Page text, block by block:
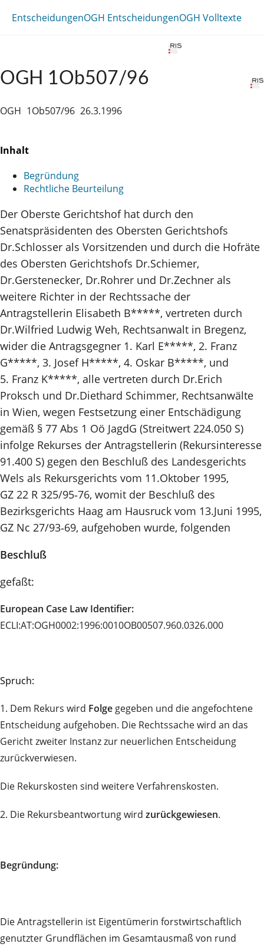
EntscheidungenOGH EntscheidungenOGH Volltexte
OGH 1Ob507/96
OGH 1Ob507/96 26.3.1996
Inhalt
Begründung
Rechtliche Beurteilung
Der Oberste Gerichtshof hat durch den
Senatspräsidenten des Obersten Gerichtshofs
Dr.Schlosser als Vorsitzenden und durch die Hofräte
des Obersten Gerichtshofs Dr.Schiemer,
Dr.Gerstenecker, Dr.Rohrer und Dr.Zechner als
weitere Richter in der Rechtssache der
Antragstellerin Elisabeth B*****, vertreten durch
Dr.Wilfried Ludwig Weh, Rechtsanwalt in Bregenz,
wider die Antragsgegner 1. Karl E*****, 2. Franz
G*****, 3. Josef H*****, 4. Oskar B*****, und
5. Franz K*****, alle vertreten durch Dr.Erich
Proksch und Dr.Diethard Schimmer, Rechtsanwälte
in Wien, wegen Festsetzung einer Entschädigung
gemäß § 77 Abs 1 Oö JagdG (Streitwert 224.050 S)
infolge Rekurses der Antragstellerin (Rekursinteresse
91.400 S) gegen den Beschluß des Landesgerichts
Wels als Rekursgerichts vom 11.Oktober 1995,
GZ 22 R 325/95‑76, womit der Beschluß des
Bezirksgerichts Haag am Hausruck vom 13.Juni 1995,
GZ Nc 27/93‑69, aufgehoben wurde, folgenden
Beschluß
gefaßt:
European Case Law Identifier:
ECLI:AT:OGH0002:1996:0010OB00507.960.0326.000
Spruch:
1. Dem Rekurs wird Folge gegeben und die angefochtene
Entscheidung aufgehoben. Die Rechtssache wird an das
Gericht zweiter Instanz zur neuerlichen Entscheidung
zurückverwiesen.
Die Rekurskosten sind weitere Verfahrenskosten.
2. Die Rekursbeantwortung wird zurückgewiesen.
Begründung:
Die Antragstellerin ist Eigentümerin forstwirtschaftlich
genutzter Grundflächen im Gesamtausmaß von rund